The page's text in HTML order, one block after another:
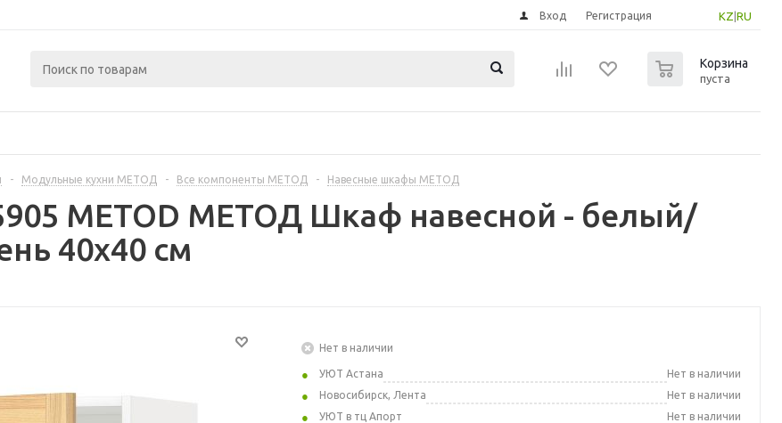
KZ RU
Вход Регистрация
Корзина
пуста
- Модульные кухни МЕТОД - Все компоненты МЕТОД - Навесные шкафы МЕТОД
METOD МЕТОД Шкаф навесной - белый/
40x40 см
Нет в наличии
УЮТ Астана
Нет в наличии
Новосибирск, Лента
Нет в наличии
УЮТ в тц Апорт
Нет в наличии